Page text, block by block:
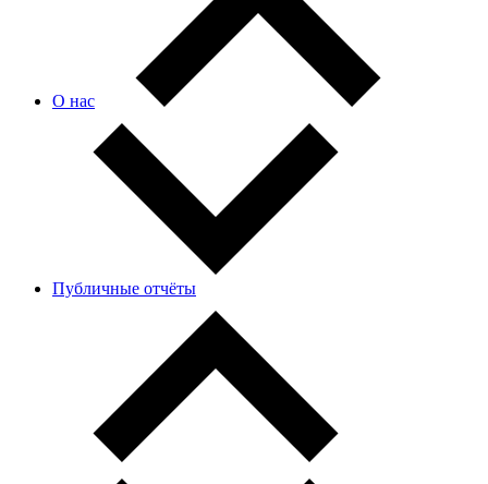
О нас
Публичные отчёты